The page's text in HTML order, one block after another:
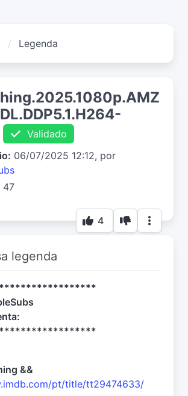
Legenda
Validado
06/07/2025 12:12, por
47
4
legenda
&&
pt/title/tt29474633/